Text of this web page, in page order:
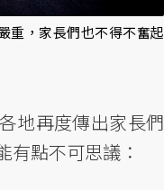
重，家長們也不得不奮起
各地再度傳出家長們
有點不可思議：